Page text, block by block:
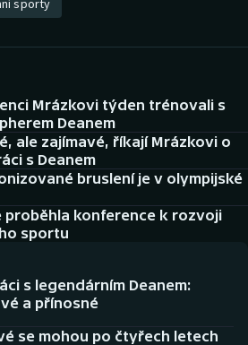
sporty
Mrázkovi týden trénovali s
Deanem
ale zajímavé, říkají Mrázkovi o
s Deanem
bruslení je v olympijské
proběhla konference k rozvoji
sportu
s legendárním Deanem:
a přínosné
se mohou po čtyřech letech